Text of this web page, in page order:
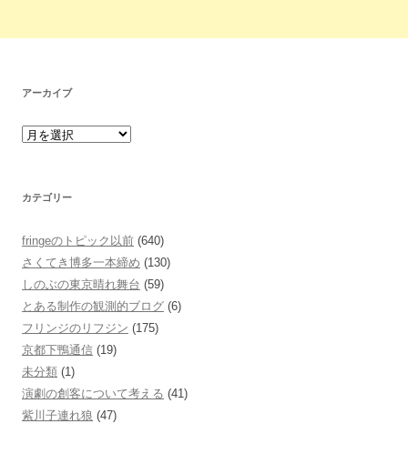
アーカイブ
カテゴリー
fringeのトピック以前 (640)
さくてき博多一本締め (130)
しのぶの東京晴れ舞台 (59)
とある制作の観測的ブログ (6)
フリンジのリフジン (175)
京都下鴨通信 (19)
未分類 (1)
演劇の創客について考える (41)
紫川子連れ狼 (47)